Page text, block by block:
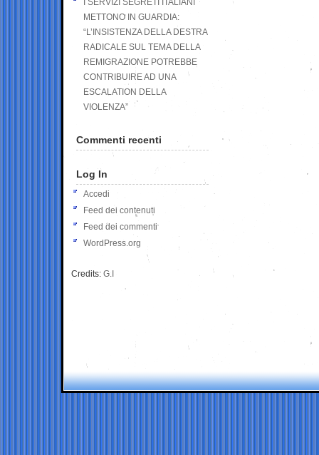
I SERVIZI SEGRETI ITALIANI
METTONO IN GUARDIA:
“L’INSISTENZA DELLA DESTRA
RADICALE SUL TEMA DELLA
REMIGRAZIONE POTREBBE
CONTRIBUIRE AD UNA
ESCALATION DELLA
VIOLENZA”
Commenti recenti
Log In
Accedi
Feed dei contenuti
Feed dei commenti
WordPress.org
Credits: G.I